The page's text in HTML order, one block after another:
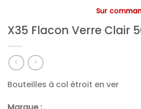
Sur
X35 Flacon Verre Clair
Bouteilles à col étroit en ver